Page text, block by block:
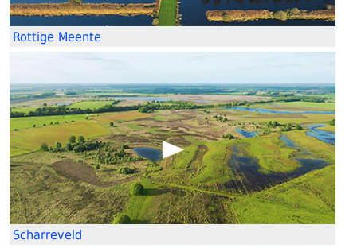
Rottige Meente
Scharreveld